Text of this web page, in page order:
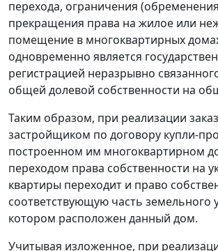
перехода, ограничения
прекращения права на жилое или
помещение в многоквартирных
одновременно является
регистрацией неразрывно
общей долевой собственности на
Таким образом, при реализации
застройщиком по договору купли-
построенном им многоквартирном
переходом права собственности на
квартиры переходит и право
соответствующую часть земельного
котором расположен данный дом.
Учитывая изложенное, при